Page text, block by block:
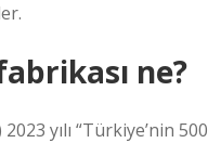
ne?
yılı “Türkiye’nin